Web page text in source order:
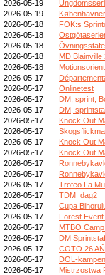
2026-05-19
2026-05-19
2026-05-18
FOK:s
2026-05-18
2026-05-18
2026-05-18
MD Blainville
2026-05-18
2026-05-17
2026-05-17
Onlinetest
2026-05-17
DM, sprint,
2026-05-17
DM,
2026-05-17
Knock Out
2026-05-17
2026-05-17
Knock Out
2026-05-17
Knock Out
2026-05-17
2026-05-17
2026-05-17
Trofeo La
2026-05-17
TDM_dag2
2026-05-17
Cupa
2026-05-17
Forest Event
2026-05-17
MTBO
2026-05-17
DM
2026-05-17
COTO 26
2026-05-17
DOL-
2026-05-17
Mistrzostwa